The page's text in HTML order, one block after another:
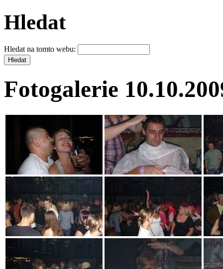
Hledat
Hledat na tomto webu:
Fotogalerie